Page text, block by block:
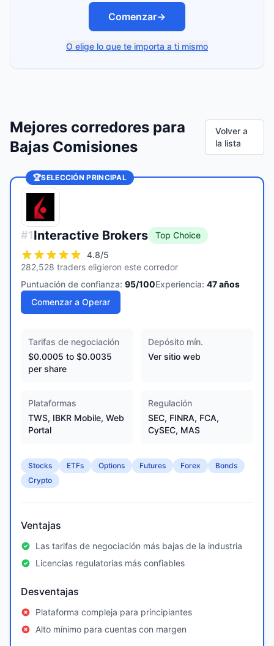
Comenzar→
O elige lo que te importa a ti mismo
Mejores corredores para
Bajas Comisiones
Volver a
la lista
🏆SELECCIÓN PRINCIPAL
#1Interactive Brokers
Top Choice
4.8/5
282,528 traders eligieron este corredor
Puntuación de confianza: 95/100Experiencia: 47años
Comenzar a Operar
Tarifas de negociación
$0.0005 to $0.0035
per share
Depósito mín.
Ver sitio web
Plataformas
TWS, IBKR Mobile, Web
Portal
Regulación
SEC, FINRA, FCA,
CySEC, MAS
Stocks ETFs Options Futures Forex
Bonds
Crypto
Ventajas
Las tarifas de negociación más bajas de la industria
Licencias regulatorias más confiables
Desventajas
Plataforma compleja para principiantes
Alto mínimo para cuentas con margen